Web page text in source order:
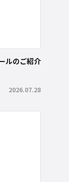
ルのご紹介
2026.07.28